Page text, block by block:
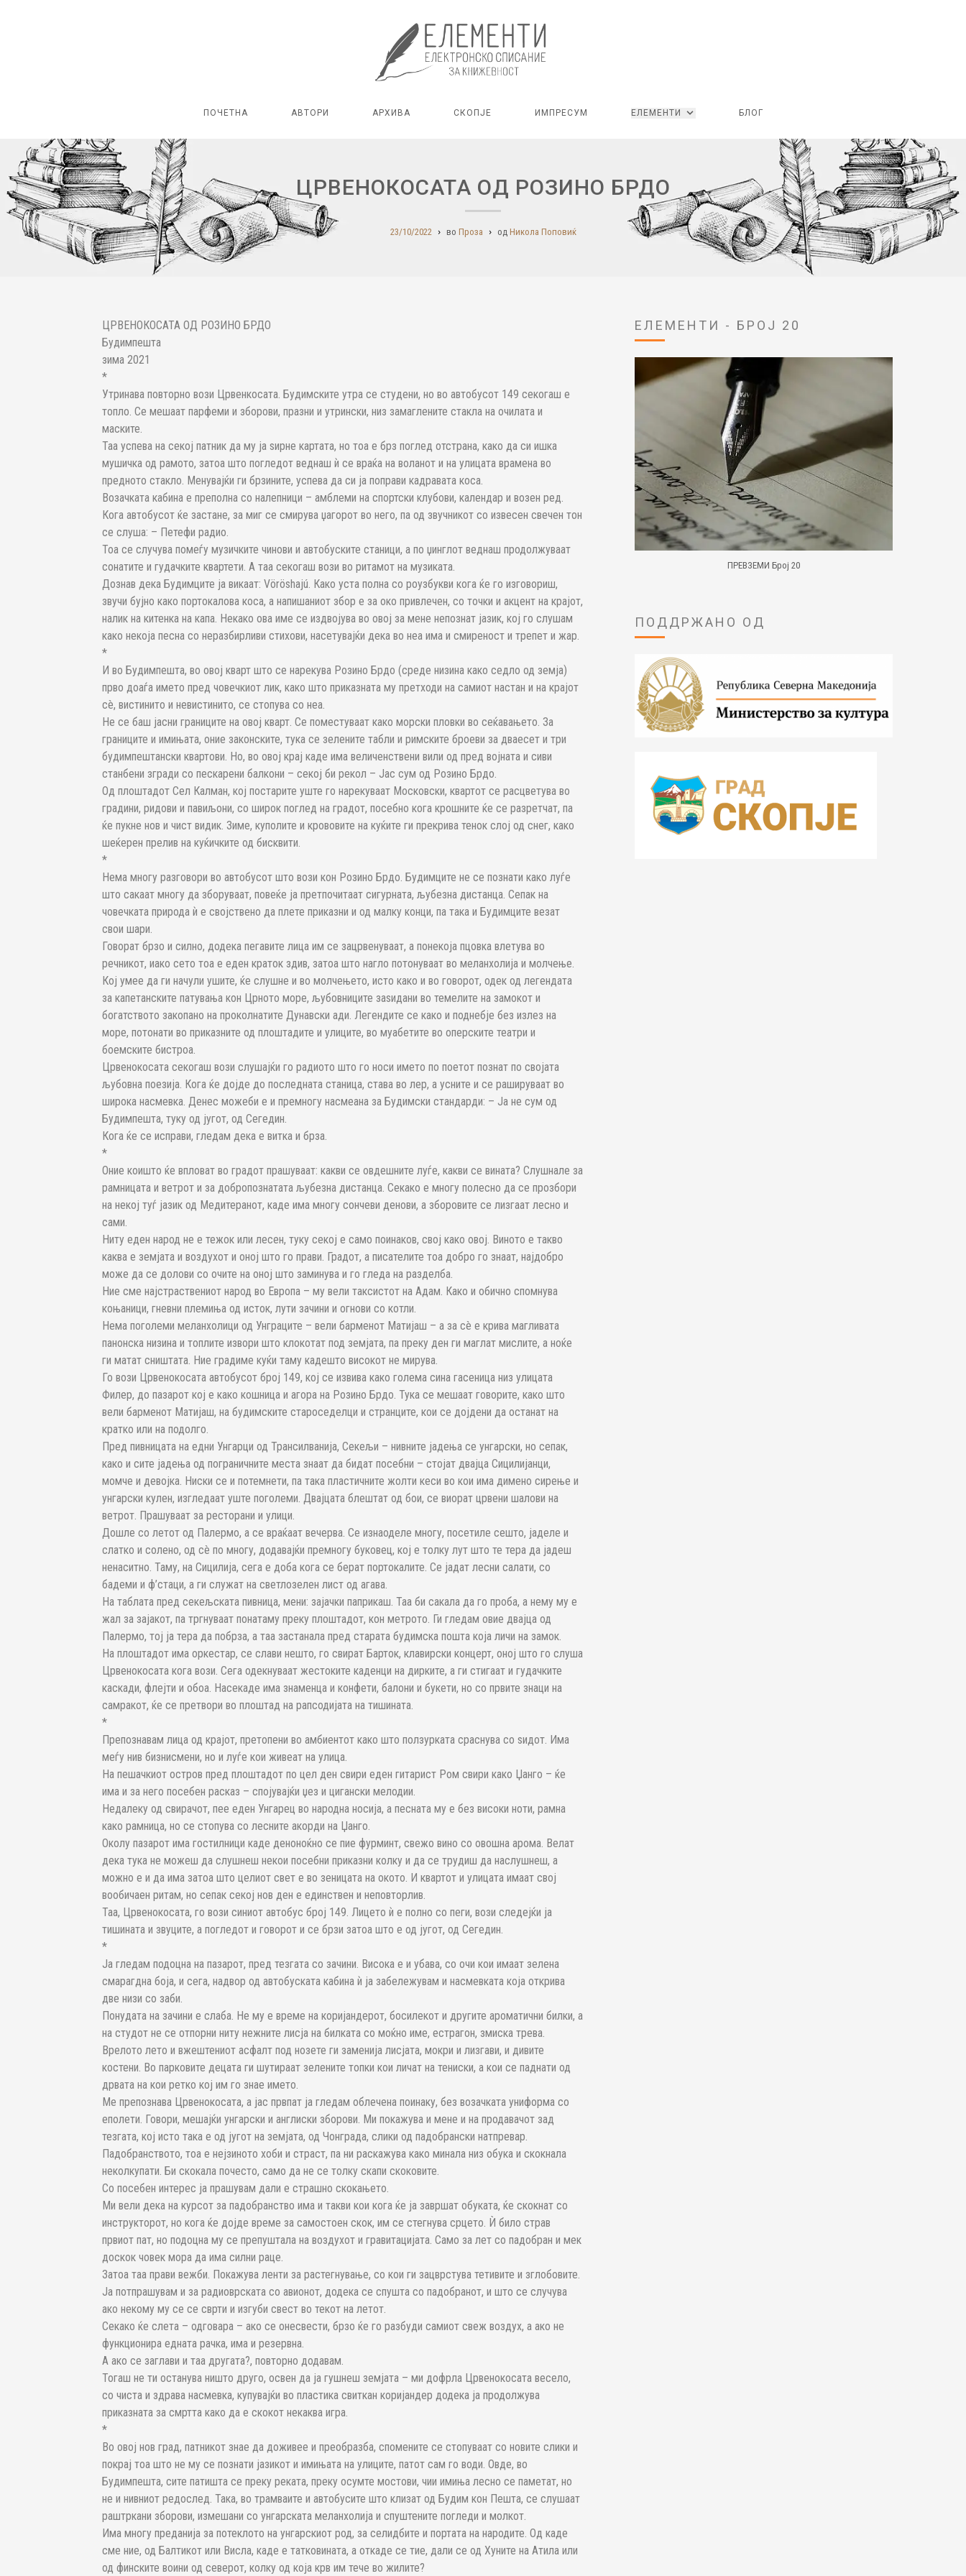
ПОЧЕТНА АВТОРИ АРХИВА СКОПЈЕ ИМПРЕСУМ ЕЛЕМЕНТИ БЛОГ
ЦРВЕНОКОСАТА ОД РОЗИНО БРДО
23/10/2022 во Проза од Никола Поповиќ
ЦРВЕНОКОСАТА ОД РОЗИНО БРДО
Будимпешта
зима 2021
*
Утринава повторно вози Црвенкосата. Будимските утра се студени, но во автобусот 149 секогаш е
топло. Се мешаат парфеми и зборови, празни и утрински, низ замаглените стакла на очилата и
маските.
Таа успева на секој патник да му ја ѕирне картата, но тоа е брз поглед отстрана, како да си ишка
мушичка од рамото, затоа што погледот веднаш ѝ се враќа на воланот и на улицата врамена во
предното стакло. Менувајќи ги брзините, успева да си ја поправи кадравата коса.
Возачката кабина е преполна со налепници – амблеми на спортски клубови, календар и возен ред.
Кога автобусот ќе застане, за миг се смирува џагорот во него, па од звучникот со извесен свечен тон
се слуша: – Петефи радио.
Тоа се случува помеѓу музичките чинови и автобуските станици, а по џинглот веднаш продолжуваат
сонатите и гудачките квартети. А таа секогаш вози во ритамот на музиката.
Дознав дека Будимците ја викаат: Vöröshajú. Како уста полна со роузбукви кога ќе го изговориш,
звучи бујно како портокалова коса, а напишаниот збор е за око привлечен, со точки и акцент на крајот,
налик на китенка на капа. Некако ова име се издвојува во овој за мене непознат јазик, кој го слушам
како некоја песна со неразбирливи стихови, насетувајќи дека во неа има и смиреност и трепет и жар.
*
И во Будимпешта, во овој кварт што се нарекува Розино Брдо (среде низина како седло од земја)
прво доаѓа името пред човечкиот лик, како што приказната му претходи на самиот настан и на крајот
сè, вистинито и невистинито, се стопува со неа.
Не се баш јасни границите на овој кварт. Се поместуваат како морски пловки во сеќавањето. За
границите и имињата, оние законските, тука се зелените табли и римските броеви за дваесет и три
будимпештански квартови. Но, во овој крај каде има величенствени вили од пред војната и сиви
станбени згради со пескарени балкони – секој би рекол – Јас сум од Розино Брдо.
Од плоштадот Сел Калман, кој постарите уште го нарекуваат Московски, квартот се расцветува во
градини, ридови и павиљони, со широк поглед на градот, посебно кога крошните ќе се разретчат, па
ќе пукне нов и чист видик. Зиме, куполите и крововите на куќите ги прекрива тенок слој од снег, како
шеќерен прелив на куќичките од бисквити.
*
Нема многу разговори во автобусот што вози кон Розино Брдо. Будимците не се познати како луѓе
што сакаат многу да зборуваат, повеќе ја претпочитаат сигурната, љубезна дистанца. Сепак на
човечката природа ѝ е својствено да плете приказни и од малку конци, па така и Будимците везат
свои шари.
Говорат брзо и силно, додека пегавите лица им се зацрвенуваат, а понекоја пцовка влетува во
речникот, иако сето тоа е еден краток здив, затоа што нагло потонуваат во меланхолија и молчење.
Кој умее да ги начули ушите, ќе слушне и во молчењето, исто како и во говорот, одек од легендата
за капетанските патувања кон Црното море, љубовниците заѕидани во темелите на замокот и
богатството закопано на проколнатите Дунавски ади. Легендите се како и поднебје без излез на
море, потонати во приказните од плоштадите и улиците, во муабетите во оперските театри и
боемските бистроа.
Црвенокосата секогаш вози слушајќи го радиото што го носи името по поетот познат по својата
љубовна поезија. Кога ќе дојде до последната станица, става во лер, а усните и се рашируваат во
широка насмевка. Денес можеби е и премногу насмеана за Будимски стандарди: – Ја не сум од
Будимпешта, туку од југот, од Сегедин.
Кога ќе се исправи, гледам дека е витка и брза.
*
Оние коишто ќе впловат во градот прашуваат: какви се овдешните луѓе, какви се вината? Слушнале за
рамницата и ветрот и за добропознатата љубезна дистанца. Секако е многу полесно да се прозбори
на некој туѓ јазик од Медитеранот, каде има многу сончеви денови, а зборовите се лизгаат лесно и
сами.
Ниту еден народ не е тежок или лесен, туку секој е само поинаков, свој како овој. Виното е такво
каква е земјата и воздухот и оној што го прави. Градот, а писателите тоа добро го знаат, најдобро
може да се долови со очите на оној што заминува и го гледа на разделба.
Ние сме најстраствениот народ во Европа – му вели таксистот на Адам. Како и обично спомнува
коњаници, гневни племиња од исток, лути зачини и огнови со котли.
Нема поголеми меланхолици од Унграците – вели барменот Матијаш – а за сè е крива магливата
панонска низина и топлите извори што клокотат под земјата, па преку ден ги маглат мислите, а ноќе
ги матат сништата. Ние градиме куќи таму кадешто високот не мирува.
Го вози Црвенокосата автобусот број 149, кој се извива како голема сина гасеница низ улицата
Филер, до пазарот кој е како кошница и агора на Розино Брдо. Тука се мешаат говорите, како што
вели барменот Матијаш, на будимските староседелци и странците, кои се дојдени да останат на
кратко или на подолго.
Пред пивницата на едни Унгарци од Трансилванија, Секељи – нивните јадења се унгарски, но сепак,
како и сите јадења од пограничните места знаат да бидат посебни – стојат двајца Сицилијанци,
момче и девојка. Ниски се и потемнети, па така пластичните жолти кеси во кои има димено сирење и
унгарски кулен, изгледаат уште поголеми. Двајцата блештат од бои, се виорат црвени шалови на
ветрот. Прашуваат за ресторани и улици.
Дошле со летот од Палермо, а се враќаат вечерва. Се изнаоделе многу, посетиле сешто, јаделе и
слатко и солено, од сè по многу, додавајќи премногу буковец, кој е толку лут што те тера да јадеш
ненаситно. Таму, на Сицилија, сега е доба кога се берат портокалите. Се јадат лесни салати, со
бадеми и ф’стаци, а ги служат на светлозелен лист од агава.
На таблата пред секељската пивница, мени: зајачки паприкаш. Таа би сакала да го проба, а нему му е
жал за зајакот, па тргнуваат понатаму преку плоштадот, кон метрото. Ги гледам овие двајца од
Палермо, тој ја тера да побрза, а таа застанала пред старата будимска пошта која личи на замок.
На плоштадот има оркестар, се слави нешто, го свират Барток, клавирски концерт, оној што го слуша
Црвенокосата кога вози. Сега одекнуваат жестоките каденци на дирките, а ги стигаат и гудачките
каскади, флејти и обоа. Насекаде има знаменца и конфети, балони и букети, но со првите знаци на
самракот, ќе се претвори во плоштад на рапсодијата на тишината.
*
Препознавам лица од крајот, претопени во амбиентот како што ползурката сраснува со ѕидот. Има
меѓу нив бизнисмени, но и луѓе кои живеат на улица.
На пешачкиот остров пред плоштадот по цел ден свири еден гитарист Ром свири како Џанго – ќе
има и за него посебен расказ – спојувајќи џез и цигански мелодии.
Недалеку од свирачот, пее еден Унгарец во народна носија, а песната му е без високи ноти, рамна
како рамница, но се стопува со лесните акорди на Џанго.
Околу пазарот има гостилници каде деноноќно се пие фурминт, свежо вино со овошна арома. Велат
дека тука не можеш да слушнеш некои посебни приказни колку и да се трудиш да наслушнеш, а
можно е и да има затоа што целиот свет е во зеницата на окото. И квартот и улицата имаат свој
вообичаен ритам, но сепак секој нов ден е единствен и неповторлив.
Таа, Црвенокосата, го вози синиот автобус број 149. Лицето ѝ е полно со пеги, вози следејќи ја
тишината и звуците, а погледот и говорот и се брзи затоа што е од југот, од Сегедин.
*
Ја гледам подоцна на пазарот, пред тезгата со зачини. Висока е и убава, со очи кои имаат зелена
смарагдна боја, и сега, надвор од автобуската кабина ѝ ја забележувам и насмевката која открива
две низи со заби.
Понудата на зачини е слаба. Не му е време на коријандерот, босилекот и другите ароматични билки, а
на студот не се отпорни ниту нежните лисја на билката со моќно име, естрагон, змиска трева.
Врелото лето и вжештениот асфалт под нозете ги заменија лисјата, мокри и лизгави, и дивите
костени. Во парковите децата ги шутираат зелените топки кои личат на тениски, а кои се паднати од
дрвата на кои ретко кој им го знае името.
Ме препознава Црвенокосата, а јас првпат ја гледам облечена поинаку, без возачката униформа со
еполети. Говори, мешајќи унгарски и англиски зборови. Ми покажува и мене и на продавачот зад
тезгата, кој исто така е од југот на земјата, од Чонграда, слики од падобрански натпревар.
Падобранството, тоа е нејзиното хоби и страст, па ни раскажува како минала низ обука и скокнала
неколкупати. Би скокала почесто, само да не се толку скапи скоковите.
Со посебен интерес ја прашувам дали е страшно скокањето.
Ми вели дека на курсот за падобранство има и такви кои кога ќе ја завршат обуката, ќе скокнат со
инструкторот, но кога ќе дојде време за самостоен скок, им се стегнува срцето. Ѝ било страв
првиот пат, но подоцна му се препуштала на воздухот и гравитацијата. Само за лет со падобран и мек
доскок човек мора да има силни раце.
Затоа таа прави вежби. Покажува ленти за растегнување, со кои ги зацврстува тетивите и зглобовите.
Ја потпрашувам и за радиоврската со авионот, додека се спушта со падобранот, и што се случува
ако некому му се се сврти и изгуби свест во текот на летот.
Секако ќе слета – одговара – ако се онесвести, брзо ќе го разбуди самиот свеж воздух, а ако не
функционира едната рачка, има и резервна.
А ако се заглави и таа другата?, повторно додавам.
Тогаш не ти останува ништо друго, освен да ја гушнеш земјата – ми дофрла Црвенокосата весело,
со чиста и здрава насмевка, купувајќи во пластика свиткан коријандер додека ја продолжува
приказната за смртта како да е скокот некаква игра.
*
Во овој нов град, патникот знае да доживее и преобразба, спомените се стопуваат со новите слики и
покрај тоа што не му се познати јазикот и имињата на улиците, патот сам го води. Овде, во
Будимпешта, сите патишта се преку реката, преку осумте мостови, чии имиња лесно се паметат, но
не и нивниот редослед. Така, во трамваите и автобусите што клизат од Будим кон Пешта, се слушаат
раштркани зборови, измешани со унгарската меланхолија и спуштените погледи и молкот.
Има многу преданија за потеклото на унгарскиот род, за селидбите и портата на народите. Од каде
сме ние, од Балтикот или Висла, каде е татковината, а откаде се тие, дали се од Хуните на Атила или
од финските воини од северот, колку од која крв им тече во жилите?
ЕЛЕМЕНТИ - БРОЈ 20
ПРЕВЗЕМИ Број 20
ПОДДРЖАНО ОД